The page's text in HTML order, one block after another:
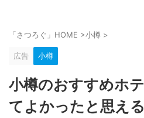
「さつろぐ」HOME >小樽 >
広告 小樽
小樽のおすすめホ
てよかったと思え